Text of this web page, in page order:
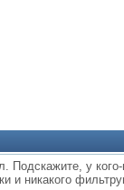
Подскажите, у
и никакого